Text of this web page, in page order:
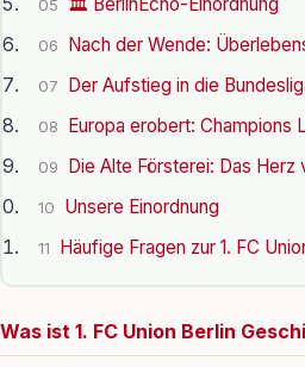
05
06 Nach der Wende:
07 Der Aufstieg in die
08 Europa erobert: Champions
09 Die Alte Försterei: Das Herz
10 Unsere Einordnung
11 Häufige Fragen zur 1. FC
Was ist 1. FC Union Berlin